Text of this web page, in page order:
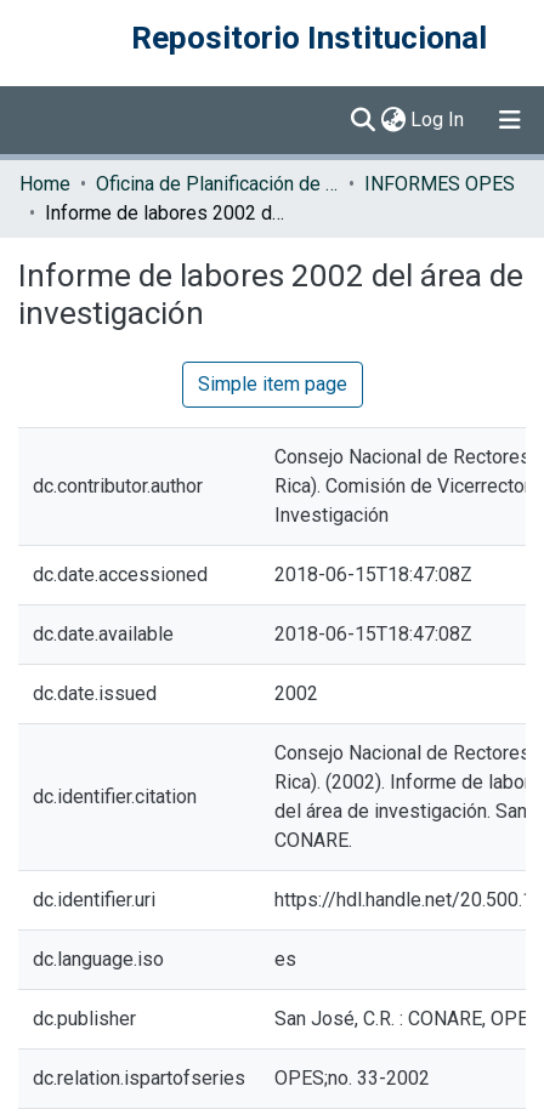
Repositorio Institucional
Log In (current)
Communities & Collections
Browse DSpace
Statistics
Home Oficina de Planificación de la Educación Superior (OPES)
INFORMES OPES
Informe de labores 2002 del área de investigación
Informe de labores 2002 del área de
investigación
Simple item page
dc.contributor.author
Consejo Nacional de Rectores
Rica). Comisión de
Investigación
dc.date.accessioned 2018-06-15T18:47:08Z
dc.date.available 2018-06-15T18:47:08Z
dc.date.issued 2002
dc.identifier.citation
Consejo Nacional de Rectores
Rica). (2002). Informe de
del área de investigación. San
CONARE.
dc.identifier.uri https://hdl.handle.net/
dc.language.iso es
dc.publisher San José, C.R. : CONARE, OPES
dc.relation.ispartofseries OPES;no. 33-2002